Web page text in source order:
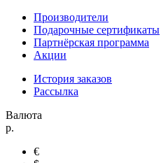
Производители
Подарочные сертификаты
Партнёрская программа
Акции
История заказов
Рассылка
Валюта
р.
€